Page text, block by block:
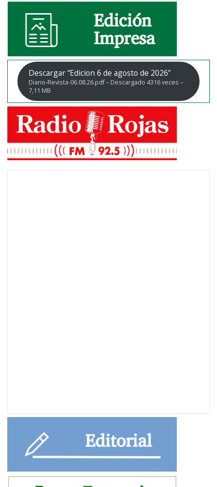
Descargar “Edicion 6 de agosto de 2026”
Diario-Revista-06.08.26.pdf – Descargado 4316 veces –
7,11 MB